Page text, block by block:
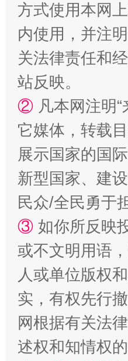
方式使用本网
内使用，并注
关法律责任和
站反映。
② 凡本网注明
它媒体，转载
展示国家的国
新型国家、建
民众/全民勇于
③ 如你所反映
或不文明用语
人或单位版权
实，有权先行
网根据有关法
述权和知情权的